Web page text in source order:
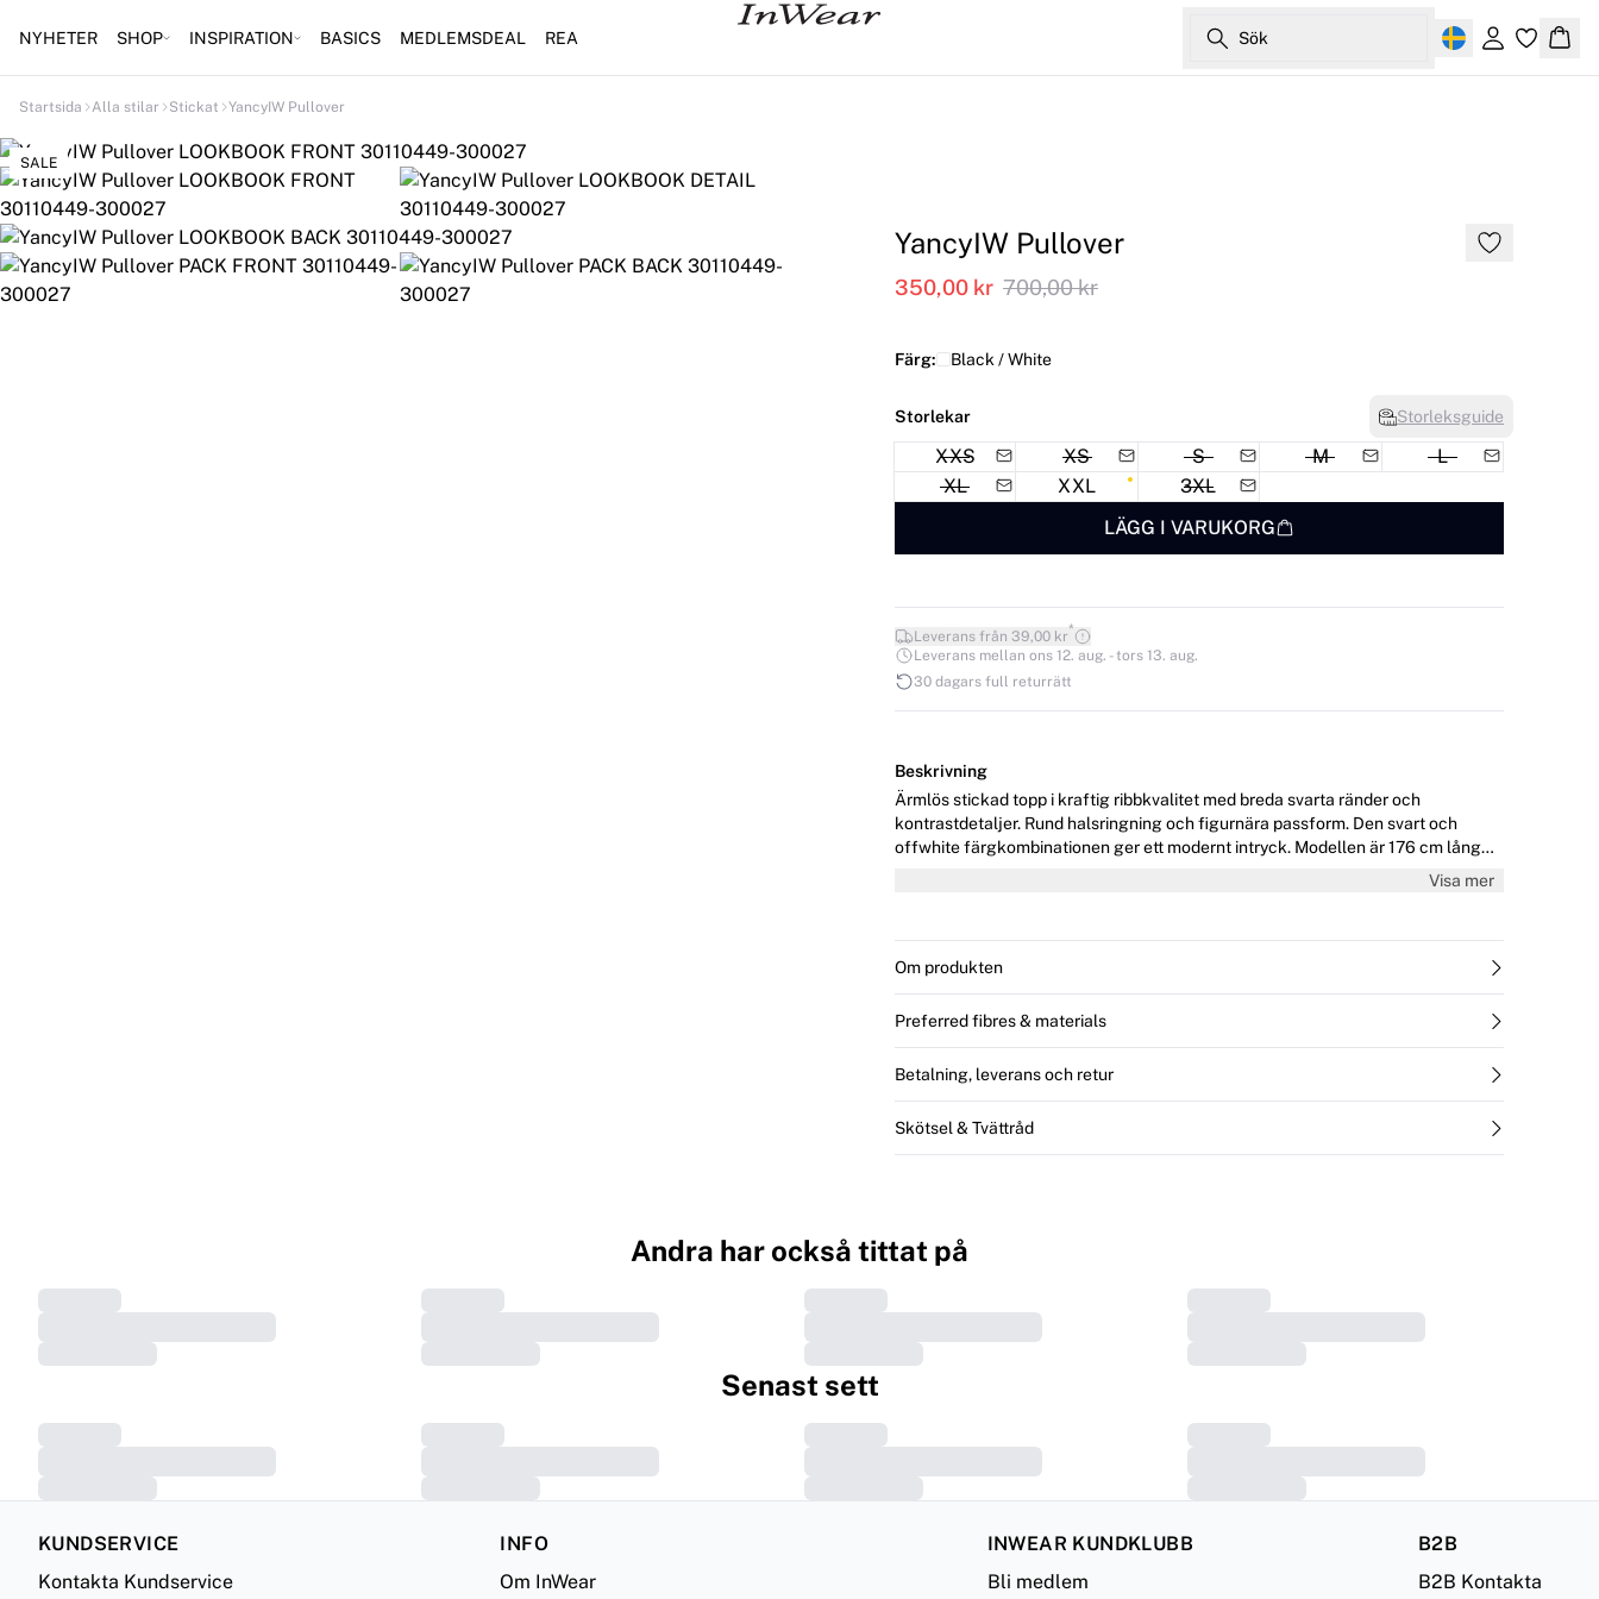
NYHETER SHOP INSPIRATION BASICS MEDLEMSDEAL REA Sök
Logga inKorg
Startsida Alla stilar Stickat YancyIW Pullover
SALE
YancyIW Pullover
350,00 kr 700,00 kr
Färg: Black / White
Storlekar Storleksguide
XXS XS S M
L
XL
XXL
3XL
LÄGG I VARUKORG
Leverans från 39,00 kr*
Leverans mellan ons 12. aug. - tors 13. aug.
30 dagars full returrätt
Beskrivning
Ärmlös stickad topp i kraftig ribbkvalitet med breda svarta ränder och
kontrastdetaljer. Rund halsringning och figurnära passform. Den svart och
offwhite färgkombinationen ger ett modernt intryck. Modellen är 176 cm lång
Visa mer
Om produkten
Preferred fibres & materials
Betalning, leverans och retur
Skötsel & Tvättråd
Andra har också tittat på
Senast sett
KUNDSERVICE
Kontakta Kundservice
INFO
Om InWear
INWEAR KUNDKLUBB
Bli medlem
B2B
B2B Kontakta